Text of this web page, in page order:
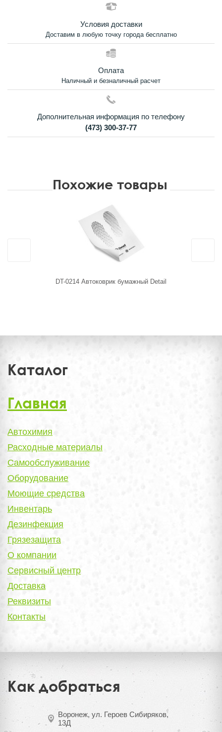
Условия доставки
Доставим в любую точку города бесплатно
Оплата
Наличный и безналичный расчет
Дополнительная информация по телефону
(473) 300-37-77
Похожие товары
DT-0214 Автоковрик бумажный Detail
Каталог
Главная
Автохимия
Расходные материалы
Самообслуживание
Оборудование
Моющие средства
Инвентарь
Дезинфекция
Грязезащита
О компании
Сервисный центр
Доставка
Реквизиты
Контакты
Как добраться
Воронеж, ул. Героев Сибиряков,
13Д